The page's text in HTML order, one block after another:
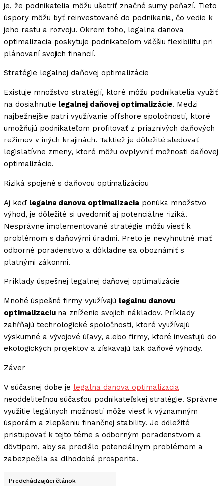
je, že podnikatelia môžu ušetriť značné sumy peňazí. Tieto
úspory môžu byť reinvestované do podnikania, čo vedie k
jeho rastu a rozvoju. Okrem toho, legalna danova
optimalizacia poskytuje podnikateľom väčšiu flexibilitu pri
plánovaní svojich financií.
Stratégie legalnej daňovej optimalizácie
Existuje množstvo stratégií, ktoré môžu podnikatelia využiť
na dosiahnutie legalnej daňovej optimalizácie. Medzi
najbežnejšie patrí využívanie offshore spoločností, ktoré
umožňujú podnikateľom profitovať z priaznivých daňových
režimov v iných krajinách. Taktiež je dôležité sledovať
legislatívne zmeny, ktoré môžu ovplyvniť možnosti daňovej
optimalizácie.
Riziká spojené s daňovou optimalizáciou
Aj keď legalna danova optimalizacia ponúka množstvo
výhod, je dôležité si uvedomiť aj potenciálne riziká.
Nesprávne implementované stratégie môžu viesť k
problémom s daňovými úradmi. Preto je nevyhnutné mať
odborné poradenstvo a dôkladne sa oboznámiť s
platnými zákonmi.
Príklady úspešnej legalnej daňovej optimalizácie
Mnohé úspešné firmy využívajú legalnu danovu
optimalizaciu na zníženie svojich nákladov. Príklady
zahŕňajú technologické spoločnosti, ktoré využívajú
výskumné a vývojové úľavy, alebo firmy, ktoré investujú do
ekologických projektov a získavajú tak daňové výhody.
Záver
V súčasnej dobe je legalna danova optimalizacia
neoddeliteľnou súčasťou podnikateľskej stratégie. Správne
využitie legálnych možností môže viesť k významným
úsporám a zlepšeniu finančnej stability. Je dôležité
pristupovať k tejto téme s odborným poradenstvom a
dôvtipom, aby sa predišlo potenciálnym problémom a
zabezpečila sa dlhodobá prosperita.
Predchádzajúci článok